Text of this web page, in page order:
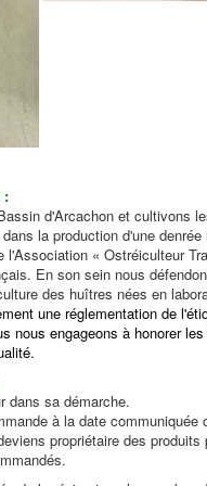
:
d'Arcachon et cultivons
la production d'une
« Ostréiculteur
En son sein nous
des huîtres nées en
une réglementation de
nous engageons à honorer
dans sa démarche.
à la date
propriétaire des produits